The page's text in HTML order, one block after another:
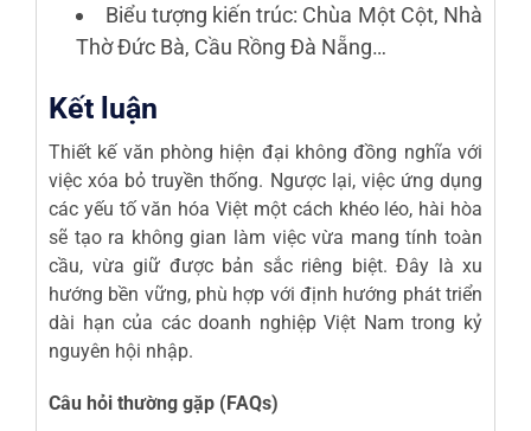
Biểu tượng kiến trúc: Chùa Một Cột, Nhà
Thờ Đức Bà, Cầu Rồng Đà Nẵng…
Kết luận
Thiết kế văn phòng hiện đại không đồng nghĩa với
việc xóa bỏ truyền thống. Ngược lại, việc ứng dụng
các yếu tố văn hóa Việt một cách khéo léo, hài hòa
sẽ tạo ra không gian làm việc vừa mang tính toàn
cầu, vừa giữ được bản sắc riêng biệt. Đây là xu
hướng bền vững, phù hợp với định hướng phát triển
dài hạn của các doanh nghiệp Việt Nam trong kỷ
nguyên hội nhập.
Câu hỏi thường gặp (FAQs)